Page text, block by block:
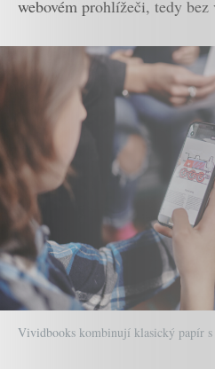
webovém prohlížeči, tedy
Vividbooks kombinují klasický papír s